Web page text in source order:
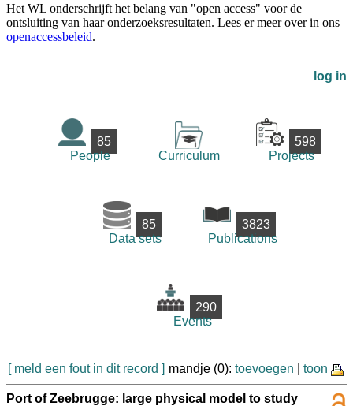
Het WL onderschrijft het belang van "open access" voor de
ontsluiting van haar onderzoeksresultaten. Lees er meer over in ons
openaccessbeleid.
log in
85
People
Curriculum
598
Projects
85
Data sets
3823
Publications
290
Events
[ meld een fout in dit record ] mandje (0): toevoegen toon
Port of Zeebrugge: large physical model to study